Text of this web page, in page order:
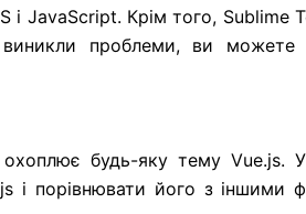
і JavaScript. Крім того, Sublime
проблеми, ви можете
будь-яку тему Vue.js.
і порівнювати його з іншими